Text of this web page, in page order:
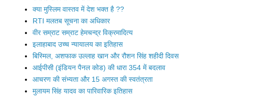
क्या मुस्लिम वास्तव में देश भक्त है ??
RTI मलतब सूचना का अधिकार
वीर सम्राट सम्राट हेमचन्द्र विक्रमादित्य
इलाहाबाद उच्च न्यायालय का इतिहास
बिस्मिल, अशफाक उल्लाह खान और रौशन सिंह शहीदी दिवस
आईपीसी (इंडियन पैनल कोड) की धारा 354 में बदलाव
आचरण की संभ्यता और 15 अगस्त की स्वतंत्रता
मुलायम सिंह यादव का पारिवारिक इतिहास